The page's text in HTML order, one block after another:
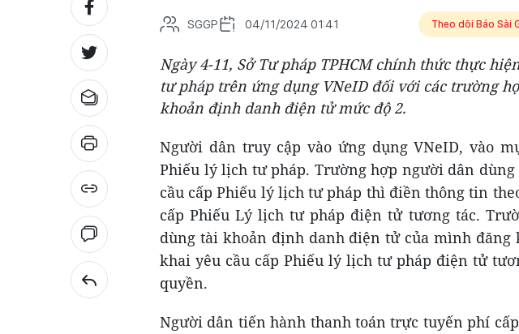
SGGP 04/11/2024 01:41 Theo dõi Báo Sài
Ngày 4-11, Sở Tư pháp TPHCM chính thức thực
tư pháp trên ứng dụng VNeID đối với các trường
khoản định danh điện tử mức độ 2.
Người dân truy cập vào ứng dụng VNeID, vào
Phiếu lý lịch tư pháp. Trường hợp người dân
cầu cấp Phiếu lý lịch tư pháp thì điền thông tin
cấp Phiếu Lý lịch tư pháp điện tử tương tác.
dùng tài khoản định danh điện tử của mình đăng
khai yêu cầu cấp Phiếu lý lịch tư pháp điện tử
quyền.
Người dân tiến hành thanh toán trực tuyến phí